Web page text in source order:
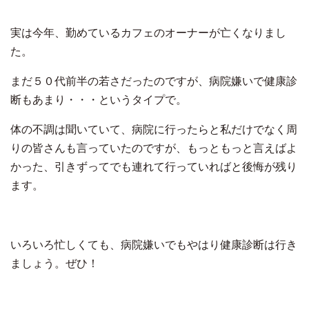
実は今年、勤めているカフェのオーナーが亡くなりまし
た。
まだ５０代前半の若さだったのですが、病院嫌いで健康診
断もあまり・・・というタイプで。
体の不調は聞いていて、病院に行ったらと私だけでなく周
りの皆さんも言っていたのですが、もっともっと言えばよ
かった、引きずってでも連れて行っていればと後悔が残り
ます。
いろいろ忙しくても、病院嫌いでもやはり健康診断は行き
ましょう。ぜひ！